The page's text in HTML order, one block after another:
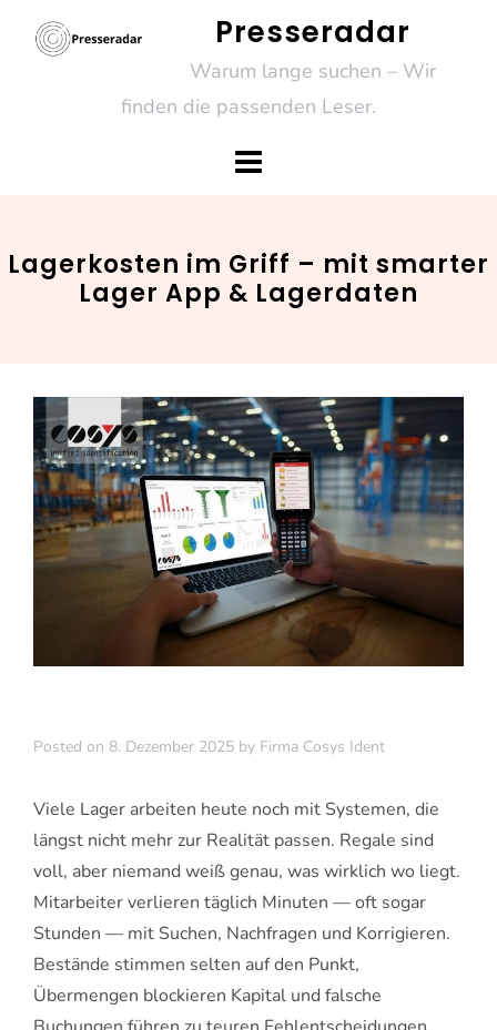
Presseradar
Warum lange suchen – Wir
finden die passenden Leser.
Lagerkosten im Griff – mit smarter
Lager App & Lagerdaten
Posted on 8. Dezember 2025 by Firma Cosys Ident
Viele Lager arbeiten heute noch mit Systemen, die
längst nicht mehr zur Realität passen. Regale sind
voll, aber niemand weiß genau, was wirklich wo liegt.
Mitarbeiter verlieren täglich Minuten — oft sogar
Stunden — mit Suchen, Nachfragen und Korrigieren.
Bestände stimmen selten auf den Punkt,
Übermengen blockieren Kapital und falsche